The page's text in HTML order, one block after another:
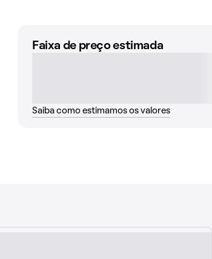
Faixa de preço estimada
Saiba como estimamos os valores